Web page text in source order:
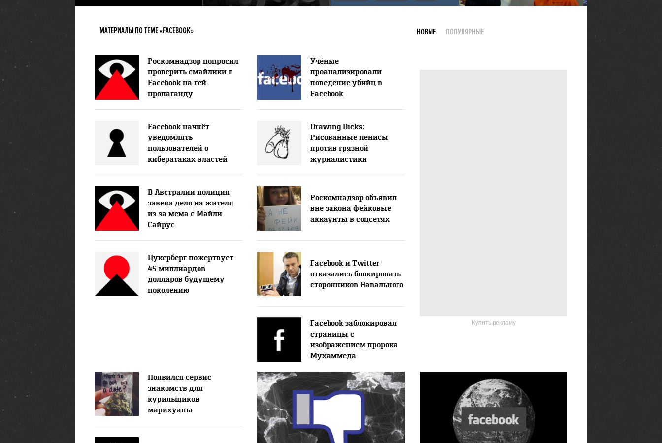
МАТЕРИАЛЫ ПО ТЕМЕ «FACEBOOK» НОВЫЕ ПОПУЛЯРНЫЕ
Купить рекламу
Роскомнадзор попросил
проверить смайлики в
Facebook на гей-
пропаганду
Facebook начнёт
уведомлять
пользователей о
кибератаках властей
В Австралии полиция
завела дело на жителя
из-за мема с Майли
Сайрус
Цукерберг пожертвует
45 миллиардов
долларов будущему
поколению
Учёные
проанализировали
поведение убийц в
Facebook
Drawing Dicks:
Рисованные пенисы
против грязной
журналистики
Роскомнадзор объявил
вне закона фейковые
аккаунты в соцсетях
Facebook и Twitter
отказались блокировать
сторонников Навального
Facebook заблокировал
страницы с
изображением пророка
Мухаммеда
Появился сервис
знакомств для
курильщиков
марихуаны